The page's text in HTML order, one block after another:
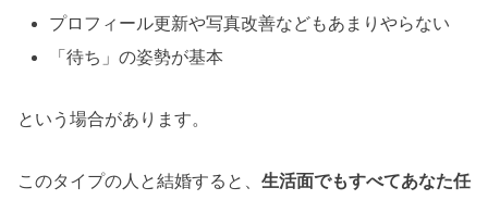
プロフィール更新や写真改善などもあまりやらない
「待ち」の姿勢が基本
という場合があります。
このタイプの人と結婚すると、 生活面でもすべてあなた任